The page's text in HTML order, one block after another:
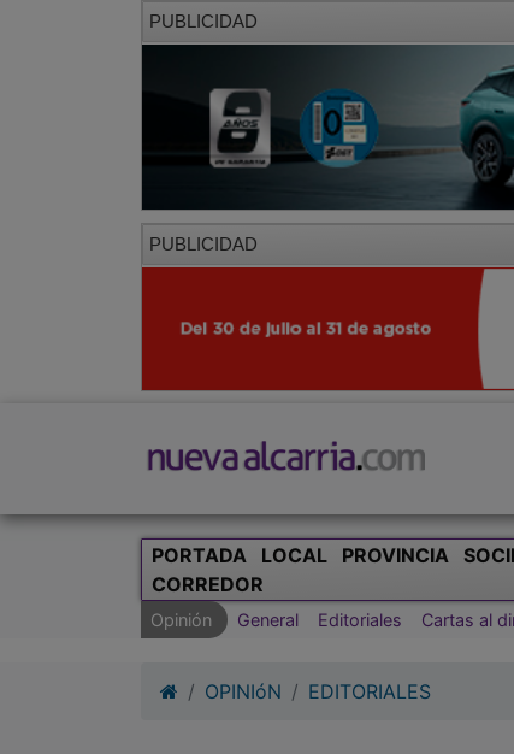
PUBLICIDAD
PUBLICIDAD
PORTADA LOCAL PROVINCIA
CORREDOR
Opinión General Editoriales Cartas al
OPINIóN EDITORIALES